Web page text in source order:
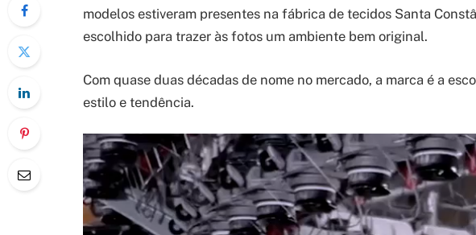
modelos estiveram presentes na fábrica de tecidos Santa
escolhido para trazer às fotos um ambiente bem original.
Com quase duas décadas de nome no mercado, a marca é a
estilo e tendência.